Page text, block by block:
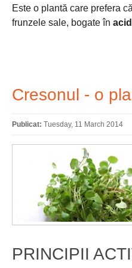
Este o plantă care prefera
frunzele sale, bogate în
Cresonul - o
Publicat: Tuesday, 11 March 2014
PRINCIPII